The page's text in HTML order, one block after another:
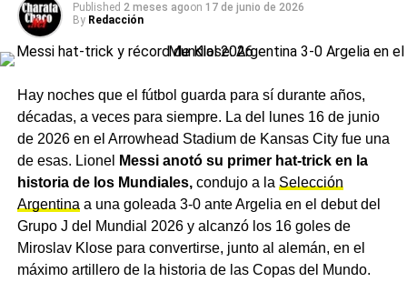
Published 2 meses agoon 17 de junio de 2026
By Redacción
Hay noches que el fútbol guarda para sí durante años,
décadas, a veces para siempre. La del lunes 16 de junio
de 2026 en el Arrowhead Stadium de Kansas City fue una
de esas. Lionel
Messi anotó su primer hat-trick en la
historia de los Mundiales,condujo a la Selección
Argentina a una goleada 3-0 ante Argelia en el debut del
Grupo J del Mundial 2026 y alcanzó los 16 goles de
Miroslav Klose para convertirse, junto al alemán, en el
máximo artillero de la historia de las Copas del Mundo.